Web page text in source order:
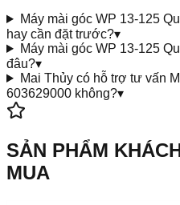
Máy mài góc WP 13-125
hay cần đặt trước?▾
Máy mài góc WP 13-125
đâu?▾
Mai Thủy có hỗ trợ tư vấn
603629000 không?▾
SẢN PHẨM
MUA